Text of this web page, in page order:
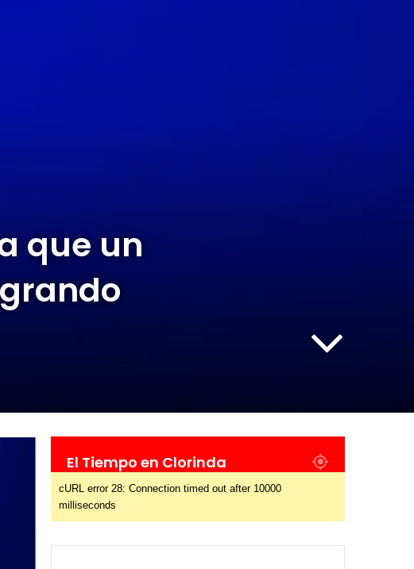
que un
El Tiempo en Clorinda
cURL error 28: Connection timed out after 10000
milliseconds